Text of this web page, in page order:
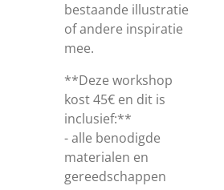
bestaande illustratie
of andere inspiratie
mee.
**Deze workshop
kost 45€ en dit is
inclusief:**
- alle benodigde
materialen en
gereedschappen